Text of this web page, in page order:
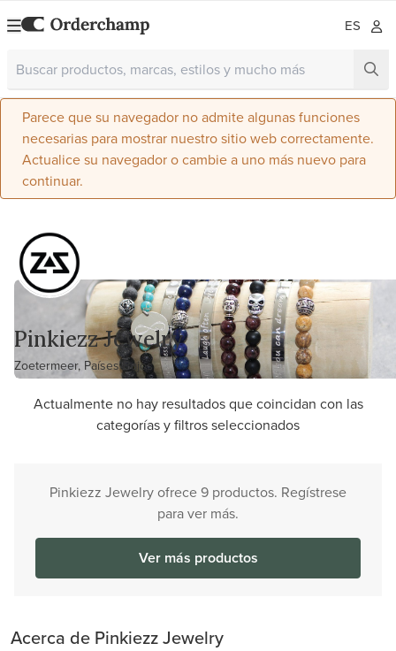
ES
Parece que su navegador no admite algunas funciones
necesarias para mostrar nuestro sitio web correctamente.
Actualice su navegador o cambie a uno más nuevo para
continuar.
Pinkiezz Jewelry
Zoetermeer, Países Bajos
Actualmente no hay resultados que coincidan con las
categorías y filtros seleccionados
Pinkiezz Jewelry ofrece 9 productos. Regístrese
para ver más.
Ver más productos
Acerca de Pinkiezz Jewelry